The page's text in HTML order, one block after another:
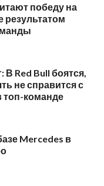
победу на
результатом
В Red Bull боятся,
не справится с
топ-команде
Mercedes в